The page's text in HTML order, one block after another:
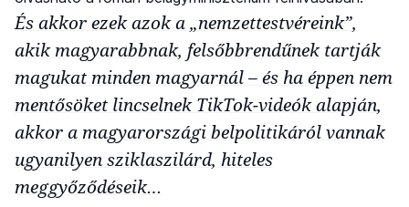
És akkor ezek azok a „nemzettestvéreink”,
akik magyarabbnak, felsőbbrendűnek tartják
magukat minden magyarnál – és ha éppen nem
mentősöket lincselnek TikTok-videók alapján,
akkor a magyarországi belpolitikáról vannak
ugyanilyen sziklaszilárd, hiteles
meggyőződéseik…